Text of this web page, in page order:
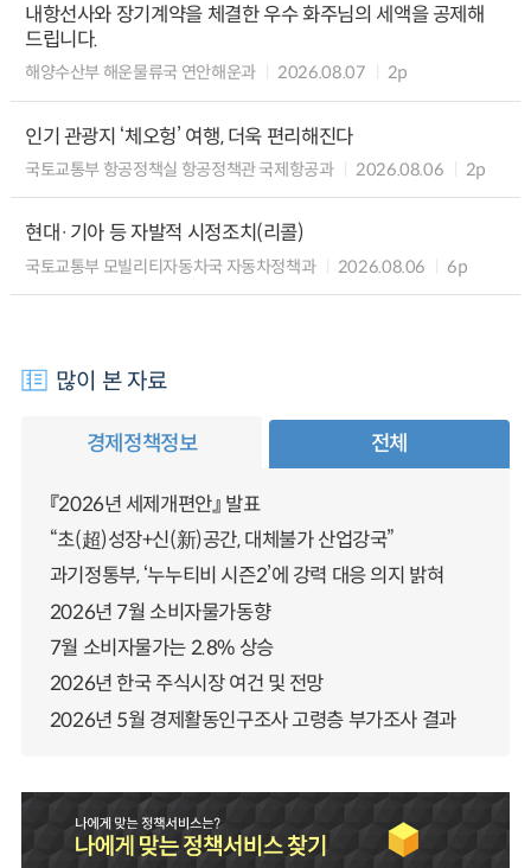
내항선사와 장기계약을 체결한 우수 화주님의 세액을 공제해
드립니다.
해양수산부 해운물류국 연안해운과 2026.08.07 2p
인기 관광지 ‘체오헝’ 여행, 더욱 편리해진다
국토교통부 항공정책실 항공정책관 국제항공과 2026.08.06 2p
현대·기아 등 자발적 시정조치(리콜)
국토교통부 모빌리티자동차국 자동차정책과 2026.08.06 6p
많이 본 자료
경제정책정보 전체
『2026년 세제개편안』 발표
“초(超)성장+신(新)공간, 대체불가 산업강국”
과기정통부, ‘누누티비 시즌2’에 강력 대응 의지 밝혀
2026년 7월 소비자물가동향
7월 소비자물가는 2.8% 상승
2026년 한국 주식시장 여건 및 전망
2026년 5월 경제활동인구조사 고령층 부가조사 결과